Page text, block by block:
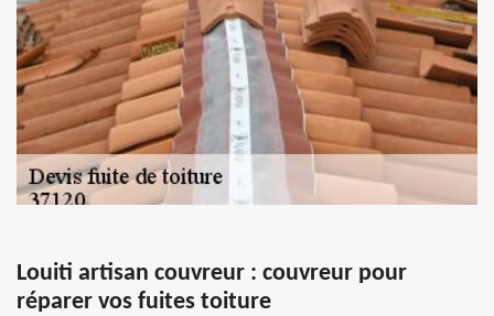
Louiti artisan couvreur : couvreur pour
réparer vos fuites toiture